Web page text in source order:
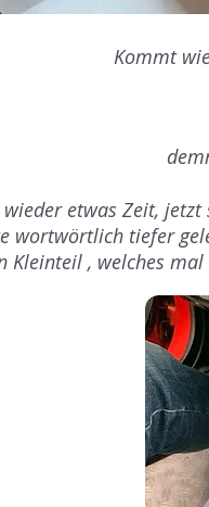
Kommt
etwas Zeit,
wortwörtlich tiefer
Kleinteil , welches